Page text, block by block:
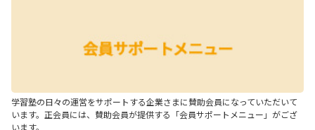
学習塾の日々の運営をサポートする企業さまに賛助会員になっていただいて
います。正会員には、賛助会員が提供する「会員サポートメニュー」がござ
います。